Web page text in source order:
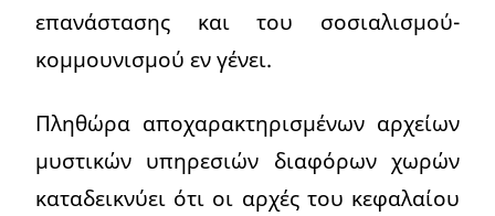
επανάστασης και του σοσιαλισμού-
κομμουνισμού εν γένει.
Πληθώρα αποχαρακτηρισμένων αρχείων
μυστικών υπηρεσιών διαφόρων χωρών
καταδεικνύει ότι οι αρχές του κεφαλαίου